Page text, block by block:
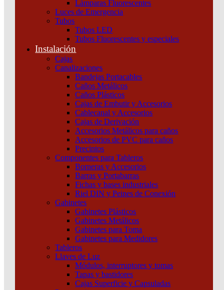
Lámparas Fluorescentes
Luces de Emergencia
Tubos
Tubos LED
Tubos Fluorescentes y especiales
Instalación
Cajas
Canalizaciones
Bandejas Portacables
Caños Metálicos
Caños Plásticos
Cajas de Embutir y Accesorios
Cablecanal y Accesorios
Cajas de Derivación
Accesorios Metálicos para caños
Accesorios de PVC para caños
Precintos
Componentes para Tableros
Borneras y Accesorios
Barras y Portabarras
Fichas y bases industriales
Riel DIN y Peines de Conexión
Gabinetes
Gabinetes Plásticos
Gabinetes Metálicos
Gabinetes para Toma
Gabinetes para Medidores
Tableros
Llaves de Luz
Módulos, interruptores y tomas
Tapas y bastidores
Cajas Superficie y Capsuladas